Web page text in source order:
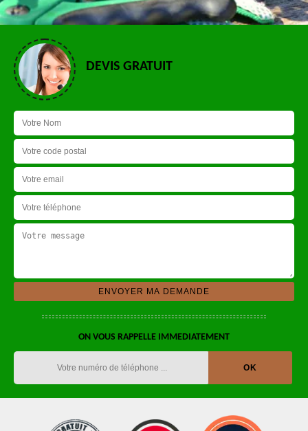
DEVIS GRATUIT
ON VOUS RAPPELLE IMMEDIATEMENT